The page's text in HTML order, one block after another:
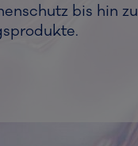
bis hin zu